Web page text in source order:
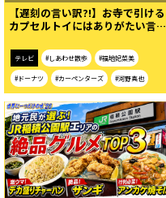
【遅刻の言い訳?!】お寺で引ける
カプセルトイにはありがたい言…
テレビ #しあわせ散歩 #福地妃菜美
#ドーナツ #カーペンターズ #河野真也